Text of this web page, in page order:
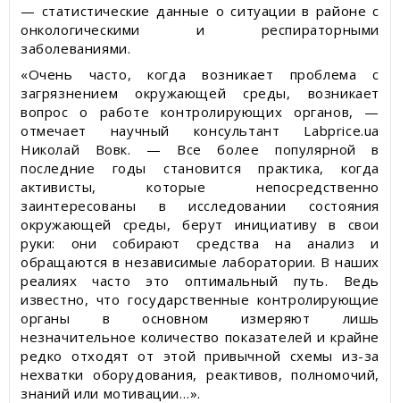
— статистические данные о ситуации в районе с
онкологическими и респираторными
заболеваниями.
«Очень часто, когда возникает проблема с
загрязнением окружающей среды, возникает
вопрос о работе контролирующих органов, —
отмечает научный консультант Labprice.ua
Николай Вовк. — Все более популярной в
последние годы становится практика, когда
активисты, которые непосредственно
заинтересованы в исследовании состояния
окружающей среды, берут инициативу в свои
руки: они собирают средства на анализ и
обращаются в независимые лаборатории. В наших
реалиях часто это оптимальный путь. Ведь
известно, что государственные контролирующие
органы в основном измеряют лишь
незначительное количество показателей и крайне
редко отходят от этой привычной схемы из-за
нехватки оборудования, реактивов, полномочий,
знаний или мотивации…».